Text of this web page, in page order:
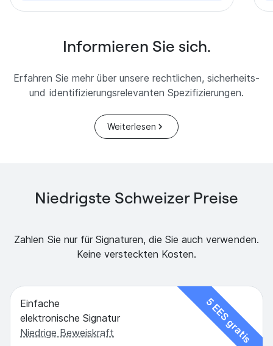
Informieren Sie sich.
Erfahren Sie mehr über unsere rechtlichen, sicherheits-
und identifizierungsrelevanten Spezifizierungen.
Weiterlesen
Niedrigste Schweizer Preise
Zahlen Sie nur für Signaturen, die Sie auch verwenden.
Keine versteckten Kosten.
5 EES gratis
Einfache
elektronische Signatur
Niedrige Beweiskraft